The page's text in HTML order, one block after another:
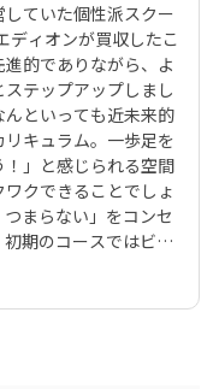
ていた個性派スクー
ディオンが買収したこ
的でありながら、よ
テップアップしまし
といっても近未来的
キュラム。一歩足を
」と感じられる空間
クできることでしょ
まらない」をコンセ
期のコースではビジ
スクラッチ）で学
パイソン）へと発
、ロボコンへの出場
す。ロボットは貸し
魅力。通塾するごと